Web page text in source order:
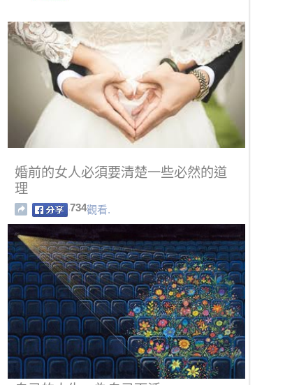
婚前的女人必須要清楚一些必然的道
理
734觀看.